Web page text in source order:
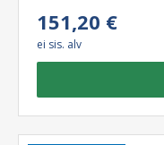
151,20 €
ei sis. alv